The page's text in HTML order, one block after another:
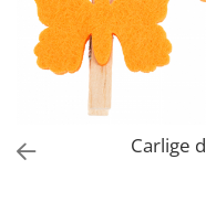
Vaze din sticla
Vase
Vase din ceramica
Mobilier urban
Scaune
Cala
Scabiosa
Buchete artificiale
Bujor
Kit-uri Baloane
Rafii, clipsuri,pompe
Accesorii petrecere
Cake toppers
Ochelari party
Carlige